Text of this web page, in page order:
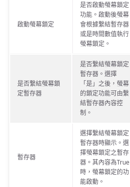
啟動螢幕鎖定
是否啟動螢幕鎖定
功能。啟動後螢幕
會根據繫結暫存器
或是時間數值執行
螢幕鎖定。
是否繫結螢幕鎖
定暫存器
是否繫結螢幕鎖定
暫存器。選擇
「是」之後，螢幕
的鎖定功能可由繫
結暫存器內容控
制。
暫存器
選擇繫結螢幕鎖定
暫存器時顯示。選
擇螢幕鎖定之暫存
器。其內容為True
時，螢幕鎖定的功
能啟動。